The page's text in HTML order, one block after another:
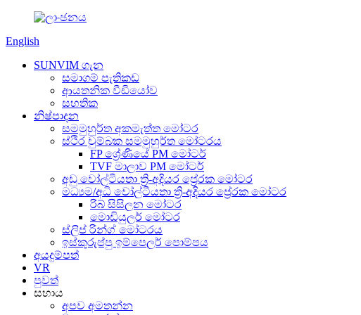
English
SUNVIM ගැන
සමාගම් පැතිකඩ
ආයතනික වීඩියෝව
සහතික
නිෂ්පාදන
සමමුහුර්ත අකමැත්ත මෝටර
ස්ථිර චුම්බක සමමුහුර්ත මෝටරය
FP ශ්‍රේණියේ PM මෝටර්
TVF මාලාව PM මෝටර්
අඩු වෝල්ටීයතා ත්‍රි-අදියර ප්‍රේරක මෝටර
මධ්‍යම/අධි වෝල්ටීයතා ත්‍රි-අදියර ප්‍රේරක මෝටර
රිබ් සිසිලන මෝටර
මොඩියුලර් මෝටර
ස්ලිප් රින්ග් මෝටරය
ඉස්කුරුප්පු ඉම්පෙලර් පොම්පය
අයදුම්පත්
VR
පුවත්
සහාය
අපව අමතන්න